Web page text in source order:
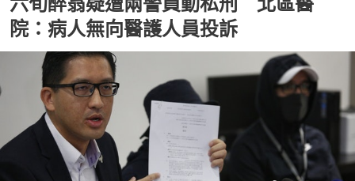
院：病人無向醫護人員投訴